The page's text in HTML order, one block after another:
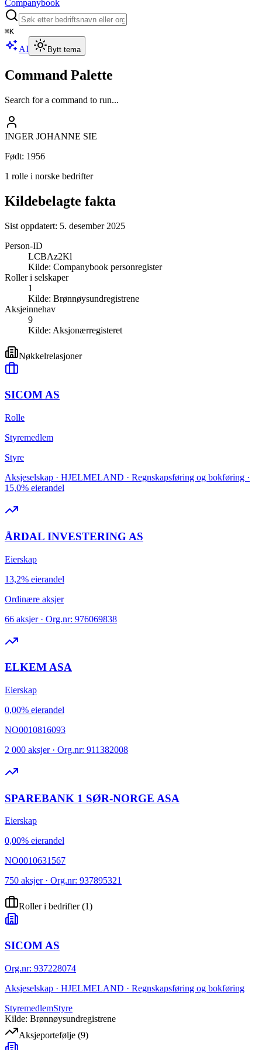
Companybook
⌘K
AI Bytt tema
Command Palette
Search for a command to run...
INGER JOHANNE SIE
Født: 1956
1 rolle i norske bedrifter
Kildebelagte fakta
Sist oppdatert: 5. desember 2025
Person-ID
LCBAz2Kl
Kilde: Companybook personregister
Roller i selskaper
1
Kilde: Brønnøysundregistrene
Aksjeinnehav
9
Kilde: Aksjonærregisteret
Nøkkelrelasjoner
SICOM AS
Rolle
Styremedlem
Styre
Aksjeselskap · HJELMELAND · Regnskapsføring og bokføring ·
15,0% eierandel
ÅRDAL INVESTERING AS
Eierskap
13,2% eierandel
Ordinære aksjer
66 aksjer · Org.nr: 976069838
ELKEM ASA
Eierskap
0,00% eierandel
NO0010816093
2 000 aksjer · Org.nr: 911382008
SPAREBANK 1 SØR-NORGE ASA
Eierskap
0,00% eierandel
NO0010631567
750 aksjer · Org.nr: 937895321
Roller i bedrifter(1)
SICOM AS
Org.nr: 937228074
Aksjeselskap · HJELMELAND · Regnskapsføring og bokføring
StyremedlemStyre
Kilde: Brønnøysundregistrene
Aksjeportefølje (9)